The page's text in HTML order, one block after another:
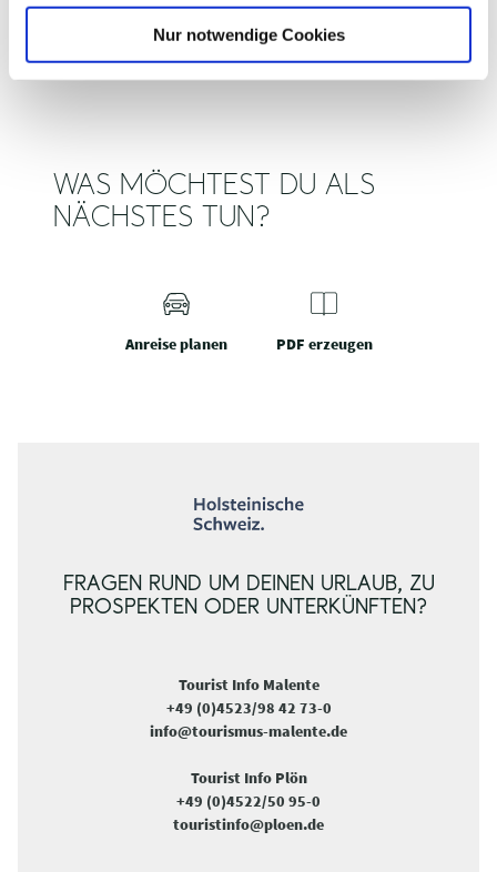
Nur notwendige Cookies
WAS MÖCHTEST DU ALS
NÄCHSTES TUN?
Anreise planen PDF erzeugen
FRAGEN RUND UM DEINEN URLAUB, ZU
PROSPEKTEN ODER UNTERKÜNFTEN?
Tourist Info Malente
+49 (0)4523/98 42 73-0
info@tourismus-malente.de
Tourist Info Plön
+49 (0)4522/50 95-0
touristinfo@ploen.de